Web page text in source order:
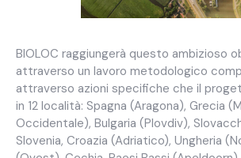
BIOLOC raggiungerà questo ambizioso
attraverso un lavoro metodologico
attraverso azioni specifiche che il
in 12 località: Spagna (Aragona), Grecia
Occidentale), Bulgaria (Plovdiv),
Slovenia, Croazia (Adriatico), Ungheria